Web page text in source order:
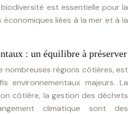
est essentielle pour la
liées à la mer et à la
: un équilibre à préserver
nombreuses régions côtières, est
environnementaux majeurs. La
côtière, la gestion des déchets
climatique sont des